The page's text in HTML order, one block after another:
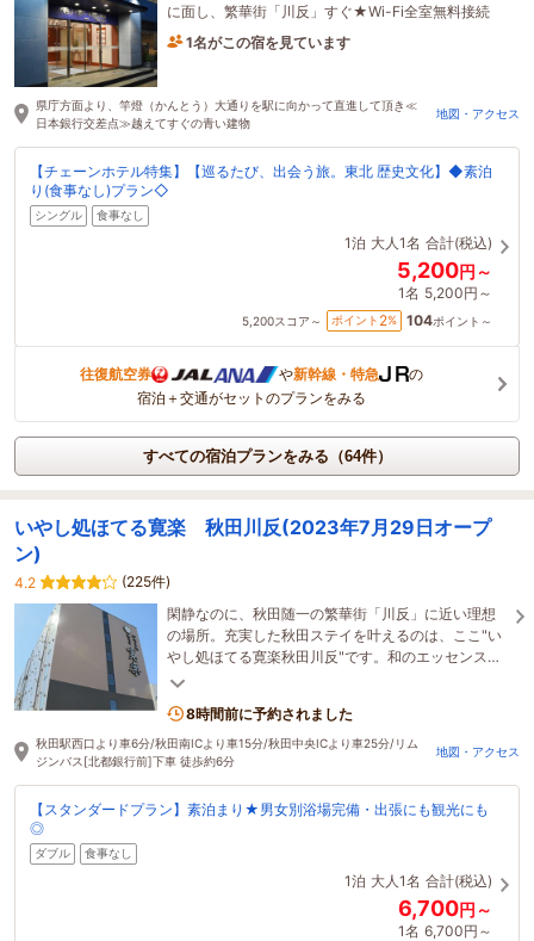
に面し、繁華街「川反」すぐ★Wi-Fi全室無料接続
1名がこの宿を見ています
県庁方面より、竿燈（かんとう）大通りを駅に向かって直進して頂き≪
日本銀行交差点≫越えてすぐの青い建物
地図・アクセス
【チェーンホテル特集】【巡るたび、出会う旅。東北 歴史文化】◆素泊
り(食事なし)プラン◇
シングル 食事なし
1泊 大人1名 合計(税込)
5,200円～
1名 5,200円～
5,200スコア～ ポイント 2% 104ポイント～
往復航空券 や新幹線・特急
の
宿泊＋交通がセットのプランをみる
すべての宿泊プランをみる（64件）
いやし処ほてる寛楽 秋田川反(2023年7月29日オープ
ン)
4.2
(225件)
閑静なのに、秋田随一の繁華街「川反」に近い理想
の場所。充実した秋田ステイを叶えるのは、ここ"い
やし処ほてる寛楽秋田川反"です。和のエッセンスを
取り込んだ新築ホテルでごゆっくりお寛ぎ下さい！
8時間前に予約されました
秋田駅西口より車6分/秋田南ICより車15分/秋田中央ICより車25分/リム
ジンバス[北都銀行前]下車 徒歩約6分
地図・アクセス
【スタンダードプラン】素泊まり★男女別浴場完備・出張にも観光にも
◎
ダブル 食事なし
1泊 大人1名 合計(税込)
6,700円～
1名 6,700円～